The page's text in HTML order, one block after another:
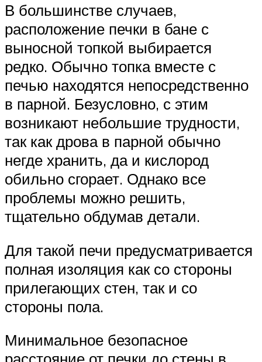
В большинстве случаев,
расположение печки в бане с
выносной топкой выбирается
редко. Обычно топка вместе с
печью находятся непосредственно
в парной. Безусловно, с этим
возникают небольшие трудности,
так как дрова в парной обычно
негде хранить, да и кислород
обильно сгорает. Однако все
проблемы можно решить,
тщательно обдумав детали.
Для такой печи предусматривается
полная изоляция как со стороны
прилегающих стен, так и со
стороны пола.
Минимальное безопасное